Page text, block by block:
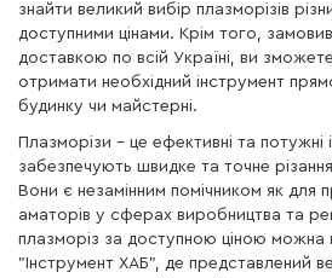
знайти великий вибір плазморізів
доступними цінами. Крім того,
доставкою по всій Україні, ви
отримати необхідний інструмент
будинку чи майстерні.
Плазморізи – це ефективні та потужні
забезпечують швидке та точне різання
Вони є незамінним помічником як для
аматорів у сферах виробництва та
плазморіз за доступною ціною можна
"Інструмент ХАБ", де представлений